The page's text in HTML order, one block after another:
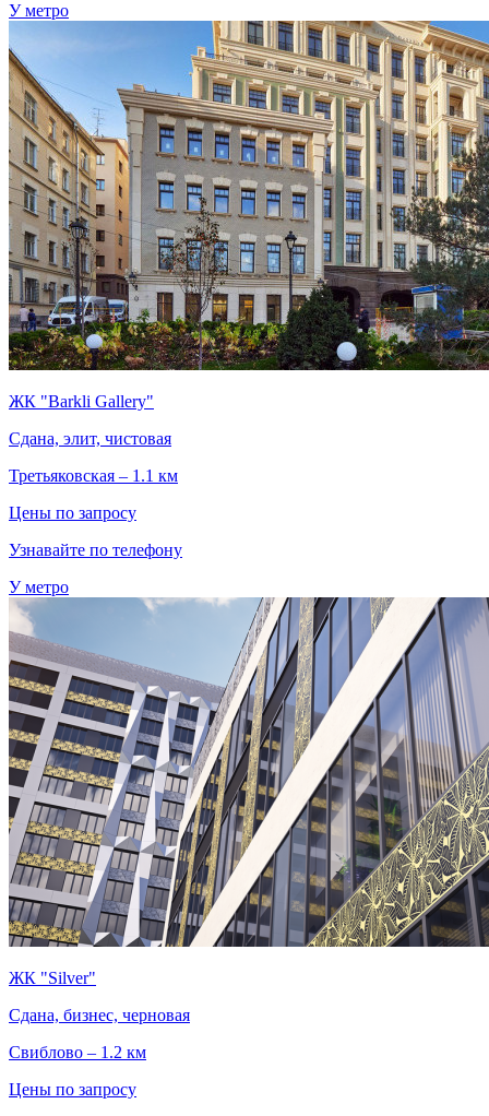
У метро
ЖК "Barkli Gallery"
Сдана, элит, чистовая
Третьяковская – 1.1 км
Цены по запросу
Узнавайте по телефону
У метро
ЖК "Silver"
Сдана, бизнес, черновая
Свиблово – 1.2 км
Цены по запросу